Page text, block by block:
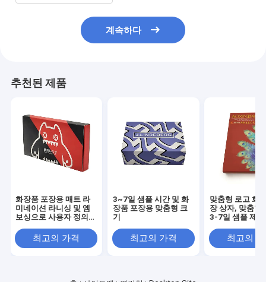
계속하다
추천된 제품
화장품 포장용 매트 라
미네이션 라니싱 및 엠
보싱으로 사용자 정의
최고의 가격
3~7일 샘플 시간 및 화
장품 포장용 맞춤형 크
기
최고의 가격
맞춤형 로고 화
장 상자, 맞춤형
3-7일 샘플 제
최고의